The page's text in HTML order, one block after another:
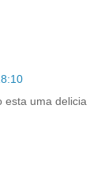
esta uma delicia